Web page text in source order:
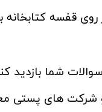
روی قفسه کتابخانه
شما بازدید
شرکت های پستی